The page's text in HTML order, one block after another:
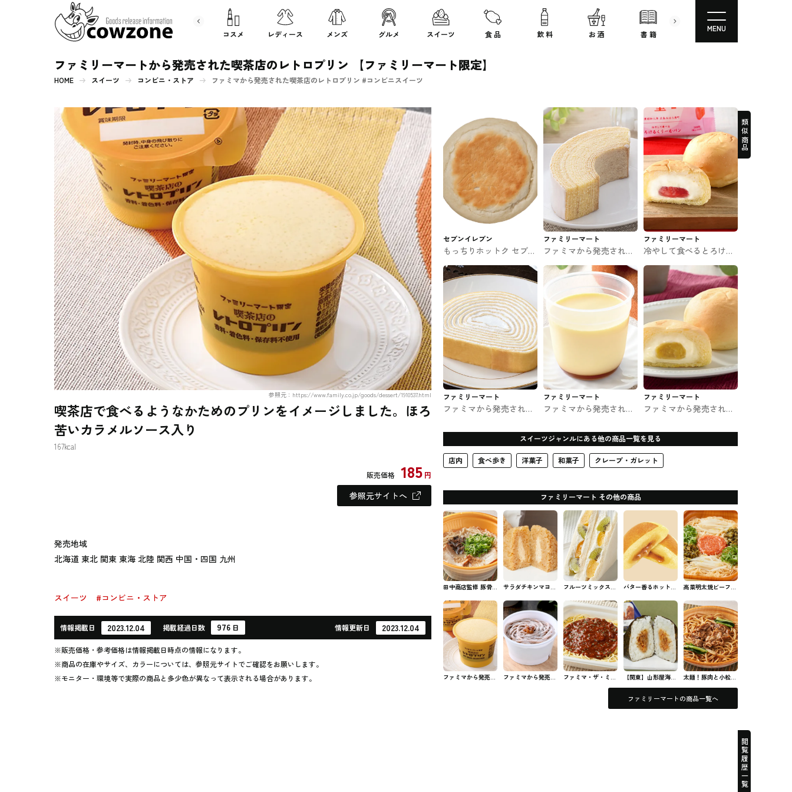
書 籍 文房具 コスメ レディース メンズ グルメ スイーツ 食 品 飲 料 お 酒 書 籍 文房具
MENU
ファミリーマートから発売された喫茶店のレトロプリン 【ファミリーマート限定】
HOME スイーツ コンビニ・ストア ファミマから発売された喫茶店のレトロプリン #コンビニスイーツ
参照元：https://www.family.co.jp/goods/dessert/1910537.html
喫茶店で食べるようなかためのプリンをイメージしました。ほろ
苦いカラメルソース入り
167kcal
販売価格 185 円
参照元サイトへ
発売地域
北海道 東北 関東 東海 北陸 関西 中国・四国 九州
スイーツ #コンビニ・ストア
情報掲載日 2023.12.04 掲載経過日数 976 日 情報更新日 2023.12.04
※販売価格・参考価格は情報掲載日時点の情報になります。
※商品の在庫やサイズ、カラーについては、参照元サイトでご確認をお願いします。
※モニター・環境等で実際の商品と多少色が異なって表示される場合があります。
類似商品
セブンイレブン
もっちりホットク セブン
イレブンのスイーツ
ファミリーマート
ファミマから発売された
冷やして食べるしっとり
食感のバウム #コンビニ
スイーツ
ファミリーマート
冷やして食べるとろける
くりーむパン 福岡あまお
ういちご ファミマのスイ
ファミリーマート
ファミマから発売された
ンビニスイーツ
ファミリーマート
ファミマから発売された
コンビニスイーツ
ファミリーマート
ファミマから発売された
ろけるくりーむパン 紅は
るか #コンビニスイーツ
スイーツジャンルにある他の商品一覧を見る
店内 食べ歩き 洋菓子 和菓子 クレープ・ガレット
ファミリーマート その他の商品
田中商店監修 豚骨
のラーメン
サラダチキンマヨネ
ミマのおむずび
フルーツミックスサ
ン・サンド
バター香るホットケ
の中華まん
高菜明太焼ビーフン
ファミマから発売さ
ファミマから発売さ
ファミマ・ザ・ミー
トソース ファミマ
【関東】山形屋海苔
店海苔監修 手巻 あ
さりの佃煮 ファミ
太麺！豚肉と小松菜
の焦がし醤油パスタ
ファミマのパスタ
ファミリーマートの商品一覧へ
閲覧履歴一覧